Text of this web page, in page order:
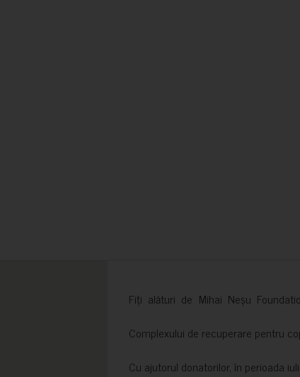
Fiți alături de Mihai Neșu
Complexului de recuperare pentru
Cu ajutorul donatorilor, în perioada